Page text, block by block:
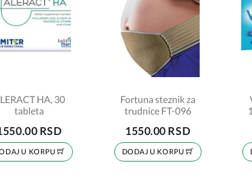
HA, 30
tableta
RSD
U KORPU
Fortuna steznik za
trudnice FT-096
1550.00 RSD
DODAJ U KORPU